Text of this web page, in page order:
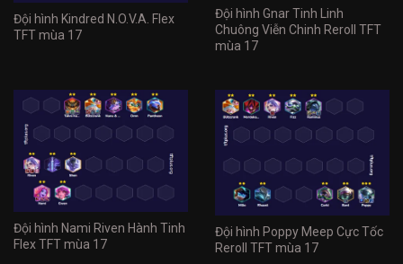
Đội hình Kindred N.O.V.A. Flex
TFT mùa 17
Đội hình Gnar Tinh Linh
Chuông Viễn Chinh Reroll TFT
mùa 17
Đội hình Nami Riven Hành Tinh
Flex TFT mùa 17
Đội hình Poppy Meep Cực Tốc
Reroll TFT mùa 17